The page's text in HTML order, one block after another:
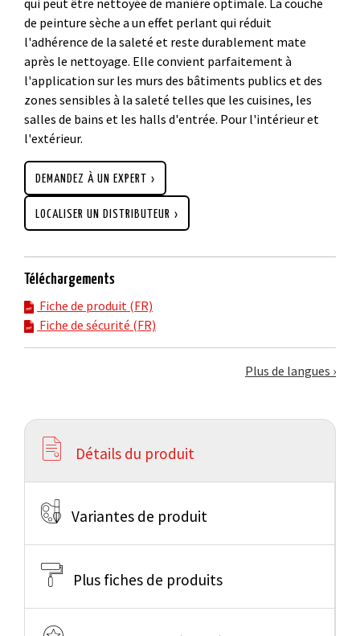
de peinture sèche a un effet perlant qui réduit
l'adhérence de la saleté et reste durablement mate
après le nettoyage. Elle convient parfaitement à
l'application sur les murs des bâtiments publics et des
zones sensibles à la saleté telles que les cuisines, les
salles de bains et les halls d'entrée. Pour l'intérieur et
l'extérieur.
DEMANDEZ À UN EXPERT
LOCALISER UN DISTRIBUTEUR
Téléchargements
Fiche de produit (FR)
Fiche de sécurité (FR)
Plus de langues
Détails du produit
Variantes de produit
Plus fiches de produits